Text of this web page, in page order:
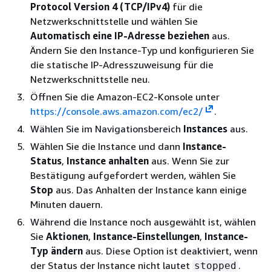
Protocol Version 4 (TCP/IPv4) für die
Netzwerkschnittstelle und wählen Sie
Automatisch eine IP-Adresse beziehen aus.
Ändern Sie den Instance-Typ und konfigurieren Sie
die statische IP-Adresszuweisung für die
Netzwerkschnittstelle neu.
Öffnen Sie die Amazon-EC2-Konsole unter
https://console.aws.amazon.com/ec2/
.
Wählen Sie im Navigationsbereich Instances aus.
Wählen Sie die Instance und dann Instance-
Status, Instance anhalten aus. Wenn Sie zur
Bestätigung aufgefordert werden, wählen Sie
Stop aus. Das Anhalten der Instance kann einige
Minuten dauern.
Während die Instance noch ausgewählt ist, wählen
Sie Aktionen, Instance-Einstellungen, Instance-
Typ ändern aus. Diese Option ist deaktiviert, wenn
der Status der Instance nicht lautet stopped .